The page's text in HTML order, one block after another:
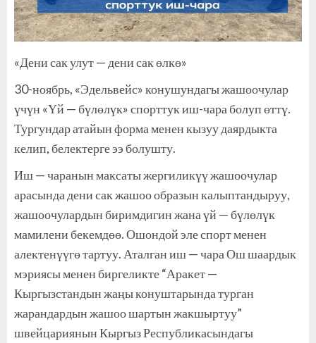
«Дени сак улут — дени сак өлкө»
30-ноябрь, «Эдельвейс» конушундагы жашоочулар
үчүн «Үй — бүлөлүк» спорттук иш-чара болуп өттү.
Тургундар атайын форма менен кызуу даярдыкта
келип, белектерге ээ болушту.
Иш — чаранын максаты жергиликүү жашоочулар
арасында дени сак жашоо образын калыптандыруу,
жашоочулардын биримдигин жана үй — бүлөлүк
мамилени бекемдөө. Ошондой эле спорт менен
алектенүүгө тартуу. Аталган иш — чара Ош шаардык
мэриясы менен биргеликте “Аракет —
Кыргызстандын жаңы конуштарында турган
жарандардын жашоо шартын жакшыртуу”
швейцариянын Кыргыз Республикасындагы